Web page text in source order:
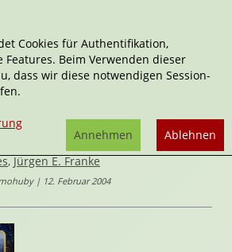
Rollenspiele
Grundregelwerk von
,Jürgen E. Franke
| 12. Februar 2004
Cookies für Authentifikation,
Beim Verwenden dieser
dass wir diese notwendigen Session-
Ablehnen
Annehmen